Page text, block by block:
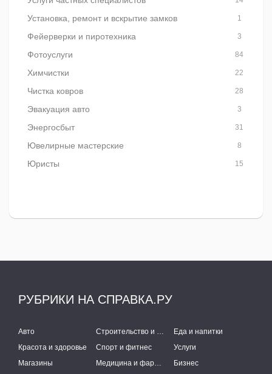
Установка, ремонт и вскрытие замков 1
Фейерверки и пиротехника 3
Фотоуслуги 84
Химчистки 22
Чистка ковров 28
Эвакуация авто 3
Энергосбыт 31
Ювелирные мастерские 8
Юристы 15
РУБРИКИ НА СПРАВКА.РУ
Авто Строительство и ремонт
Еда и напитки
Красота и здоровье
Спорт и фитнес
Услуги
Магазины
Медицина и фармацевтика
Бизнес